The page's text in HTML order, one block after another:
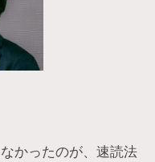
かったのが、速読法